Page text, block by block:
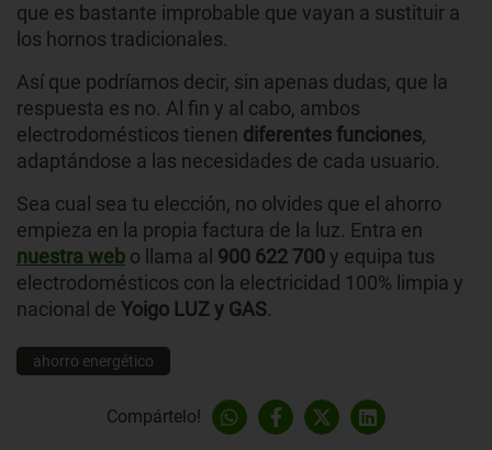
que es bastante improbable que vayan a sustituir a
los hornos tradicionales.
Así que podríamos decir, sin apenas dudas, que la
respuesta es no. Al fin y al cabo, ambos
electrodomésticos tienen diferentes funciones,
adaptándose a las necesidades de cada usuario.
Sea cual sea tu elección, no olvides que el ahorro
empieza en la propia factura de la luz. Entra en
nuestra web o llama al 900 622 700y equipa tus
electrodomésticos con la electricidad 100% limpia y
nacional de Yoigo LUZ y GAS.
ahorro energético
Compártelo!